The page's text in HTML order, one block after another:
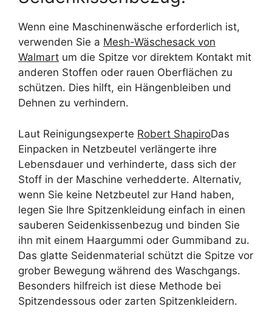
Wenn eine Maschinenwäsche erforderlich ist,
verwenden Sie a Mesh-Wäschesack von
Walmart um die Spitze vor direktem Kontakt mit
anderen Stoffen oder rauen Oberflächen zu
schützen. Dies hilft, ein Hängenbleiben und
Dehnen zu verhindern.
Laut Reinigungsexperte Robert ShapiroDas
Einpacken in Netzbeutel verlängerte ihre
Lebensdauer und verhinderte, dass sich der
Stoff in der Maschine verhedderte. Alternativ,
wenn Sie keine Netzbeutel zur Hand haben,
legen Sie Ihre Spitzenkleidung einfach in einen
sauberen Seidenkissenbezug und binden Sie
ihn mit einem Haargummi oder Gummiband zu.
Das glatte Seidenmaterial schützt die Spitze vor
grober Bewegung während des Waschgangs.
Besonders hilfreich ist diese Methode bei
Spitzendessous oder zarten Spitzenkleidern.